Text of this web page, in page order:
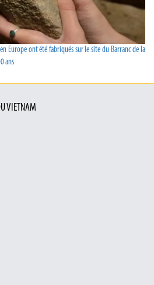
Europe ont été fabriqués sur le site du Barranc de la
ans
VIETNAM